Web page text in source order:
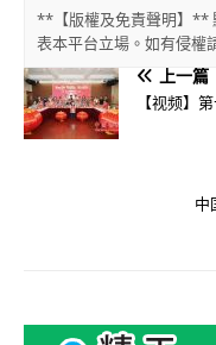
**【版權及免責聲明】**
表本平台立場。如有侵權
上一篇
【视频】
中